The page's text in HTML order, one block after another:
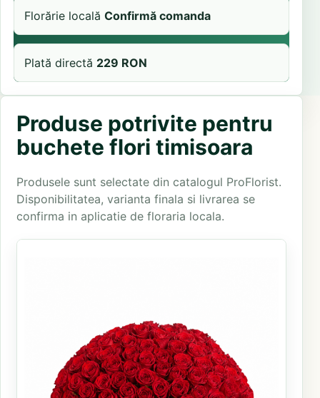
Florărie locală Confirmă comanda
Plată directă 229 RON
Produse potrivite pentru
buchete flori timisoara
Produsele sunt selectate din catalogul ProFlorist.
Disponibilitatea, varianta finala si livrarea se
confirma in aplicatie de floraria locala.